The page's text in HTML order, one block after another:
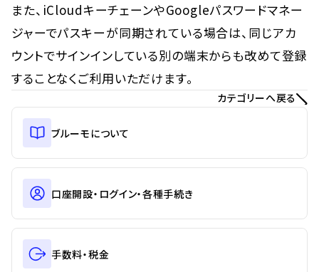
また、iCloudキーチェーンやGoogleパスワードマネー
ジャーでパスキーが同期されている場合は、同じアカ
ウントでサインインしている別の端末からも改めて登録
することなくご利用いただけます。
カテゴリーへ戻る
ブルーモについて
口座開設・ログイン・各種手続き
手数料・税金